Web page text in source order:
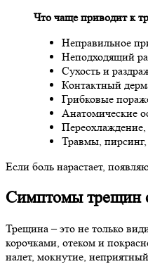
Что чаще приводит к
Неправильное
Неподходящий
Сухость и
Контактный
Грибковые
Анатомические
Переохлаждение,
Травмы,
Если боль нарастает,
Симптомы трещин
Трещина – это не только
корочками, отеком и
налет, мокнутие,